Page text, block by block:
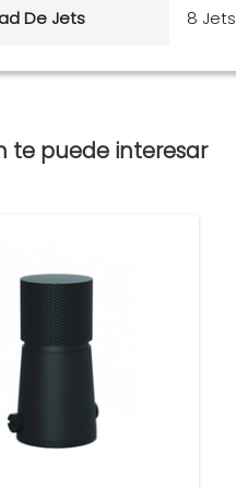
De Jets 8 Jets
te puede interesar